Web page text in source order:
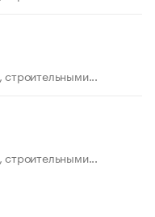
строительными...
строительными...